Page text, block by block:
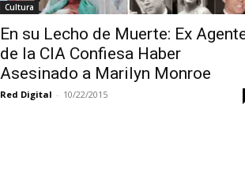
Cultura
En su Lecho de Muerte: Ex
de la CIA Confiesa Haber
Asesinado a Marilyn Monroe
Red Digital - 10/22/2015